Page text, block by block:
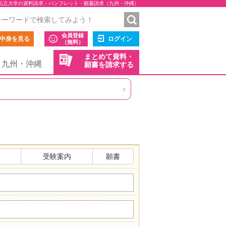
立大学の資料請求・パンフレット・願書請求（九州・沖縄）
身を見る
会員登録
（無料）
ログイン
まとめて資料・
願書を請求する
九州・沖縄
›
受験案内 願書